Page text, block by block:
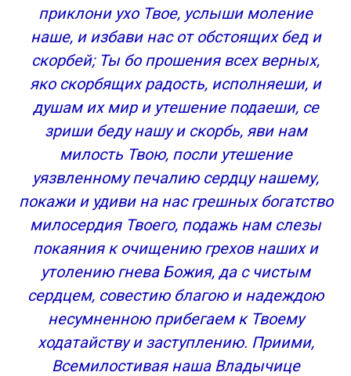
приклони ухо Твое, услыши моление
наше, и избави нас от обстоящих бед и
скорбей; Ты бо прошения всех верных,
яко скорбящих радость, исполняеши, и
душам их мир и утешение подаеши, се
зриши беду нашу и скорбь, яви нам
милость Твою, посли утешение
уязвленному печалию сердцу нашему,
покажи и удиви на нас грешных богатство
милосердия Твоего, подажь нам слезы
покаяния к очищению грехов наших и
утолению гнева Божия, да с чистым
сердцем, совестию благою и надеждою
несумненною прибегаем к Твоему
ходатайству и заступлению. Приими,
Всемилостивая наша Владычице